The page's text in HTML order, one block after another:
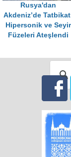
Rusya'dan
Akdeniz’de
Hipersonik ve Seyir
Füzeleri Ateşlendi